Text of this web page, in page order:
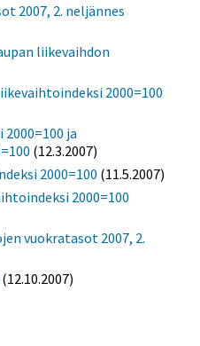
2007, 2. neljännes
liikevaihdon
2000=100
ja
(12.3.2007)
2000=100 (11.5.2007)
2000=100
vuokratasot 2007, 2.
(12.10.2007)